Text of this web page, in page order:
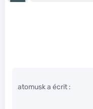
atomusk a écrit :